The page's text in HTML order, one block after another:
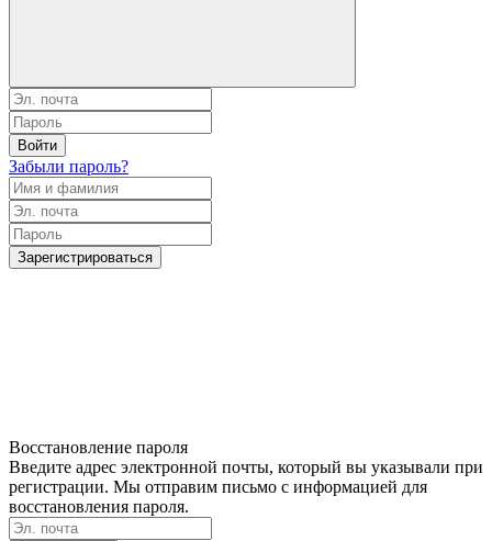
Войти
Забыли пароль?
Зарегистрироваться
Восстановление пароля
Введите адрес электронной почты, который вы указывали при
регистрации. Мы отправим письмо с информацией для
восстановления пароля.